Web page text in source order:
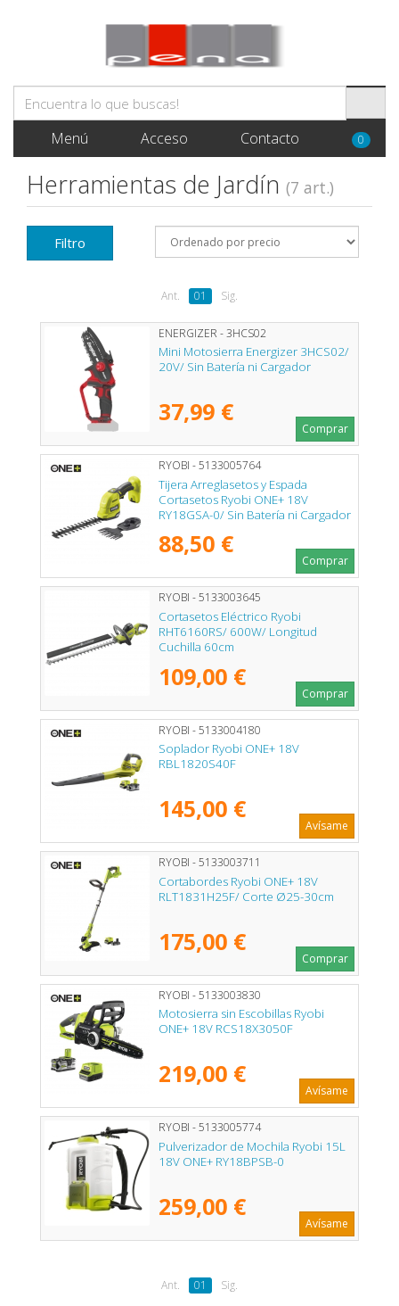
Menú Acceso Contacto 0
Herramientas de Jardín (7 art.)
Filtro
Ant. 01 Sig.
ENERGIZER - 3HCS02
Mini Motosierra Energizer 3HCS02/
20V/ Sin Batería ni Cargador
37,99 €
Comprar
RYOBI - 5133005764
Tijera Arreglasetos y Espada
Cortasetos Ryobi ONE+ 18V
RY18GSA-0/ Sin Batería ni Cargador
88,50 €
Comprar
RYOBI - 5133003645
Cortasetos Eléctrico Ryobi
RHT6160RS/ 600W/ Longitud
Cuchilla 60cm
109,00 €
Comprar
RYOBI - 5133004180
Soplador Ryobi ONE+ 18V
RBL1820S40F
145,00 €
Avísame
RYOBI - 5133003711
Cortabordes Ryobi ONE+ 18V
RLT1831H25F/ Corte Ø25-30cm
175,00 €
Comprar
RYOBI - 5133003830
Motosierra sin Escobillas Ryobi
ONE+ 18V RCS18X3050F
219,00 €
Avísame
RYOBI - 5133005774
Pulverizador de Mochila Ryobi 15L
18V ONE+ RY18BPSB-0
259,00 €
Avísame
Ant. 01 Sig.